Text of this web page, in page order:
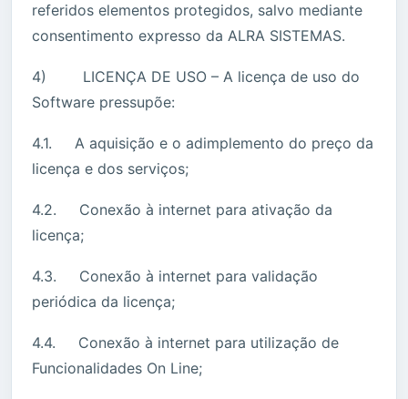
referidos elementos protegidos, salvo mediante
consentimento expresso da ALRA SISTEMAS.
4) LICENÇA DE USO – A licença de uso do
Software pressupõe:
4.1. A aquisição e o adimplemento do preço da
licença e dos serviços;
4.2. Conexão à internet para ativação da
licença;
4.3. Conexão à internet para validação
periódica da licença;
4.4. Conexão à internet para utilização de
Funcionalidades On Line;